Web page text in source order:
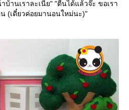
านเราละเนี่ย" "ตื่นได้แล้วจ๊ะ ขอเรา
(เดี๋ยวค่อยมานอนใหม่นะ)"